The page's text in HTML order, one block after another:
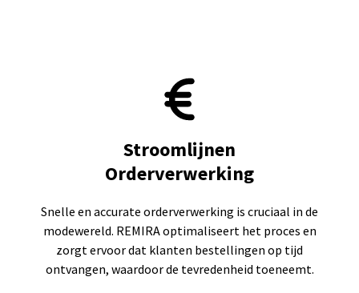
Stroomlijnen
Orderverwerking
Snelle en accurate orderverwerking is cruciaal in de
modewereld. REMIRA optimaliseert het proces en
zorgt ervoor dat klanten bestellingen op tijd
ontvangen, waardoor de tevredenheid toeneemt.